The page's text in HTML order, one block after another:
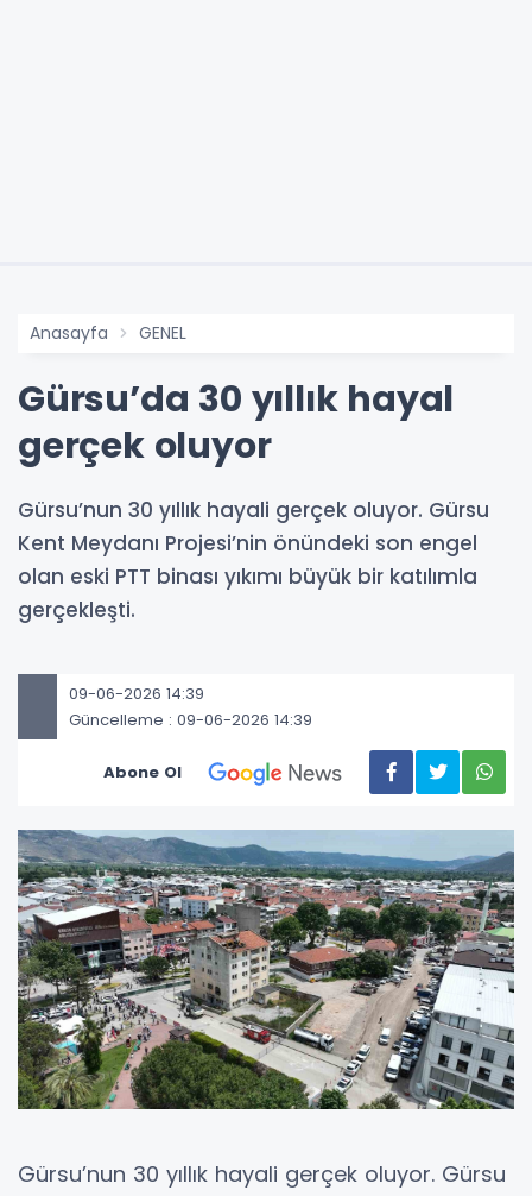
Anasayfa GENEL
Gürsu’da 30 yıllık hayal
gerçek oluyor
Gürsu’nun 30 yıllık hayali gerçek oluyor. Gürsu
Kent Meydanı Projesi’nin önündeki son engel
olan eski PTT binası yıkımı büyük bir katılımla
gerçekleşti.
09-06-2026 14:39
Güncelleme : 09-06-2026 14:39
Abone Ol
Gürsu’nun 30 yıllık hayali gerçek oluyor. Gürsu